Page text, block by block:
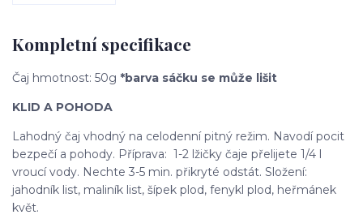
Kompletní specifikace
Čaj hmotnost: 50g *barva sáčku se může lišit
KLID A POHODA
Lahodný čaj vhodný na celodenní pitný režim. Navodí pocit
bezpečí a pohody. Příprava: 1-2 lžičky čaje přelijete 1/4 l
vroucí vody. Nechte 3-5 min. přikryté odstát. Složení:
jahodník list, maliník list, šípek plod, fenykl plod, heřmánek
květ.